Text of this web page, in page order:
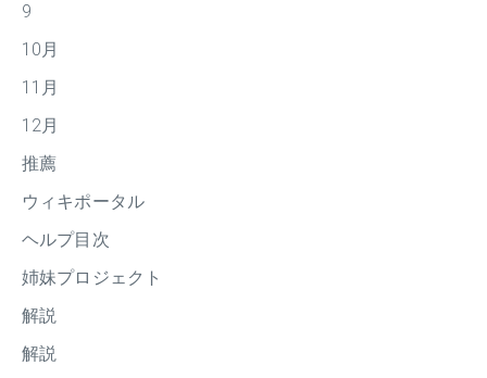
9
10月
11月
12月
推薦
ウィキポータル
ヘルプ目次
姉妹プロジェクト
解説
解説